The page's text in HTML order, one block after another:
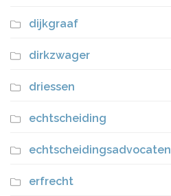
dijkgraaf
dirkzwager
driessen
echtscheiding
echtscheidingsadvocaten
erfrecht